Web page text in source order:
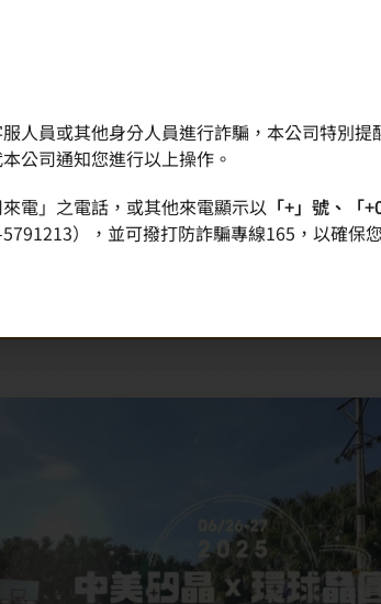
產品 品質政策
人員或其他身分人員進行詐騙，本公司特別
公司通知您進行以上操作。
電」之電話，或其他來電顯示以 「+」號、「
），並可撥打防詐騙專線165，以確保